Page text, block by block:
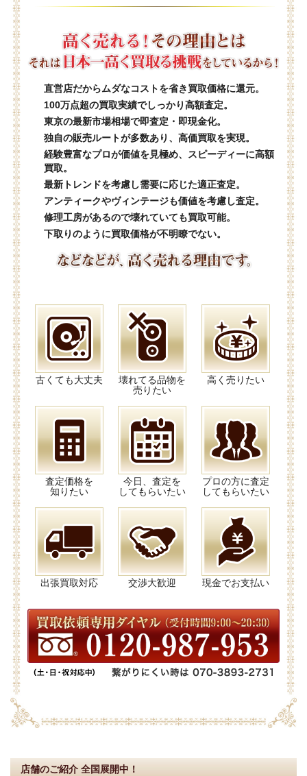
直営店だからムダなコストを省き買取価格に還元。
100万点超の買取実績でしっかり高額査定。
東京の最新市場相場で即査定・即現金化。
独自の販売ルートが多数あり、高価買取を実現。
経験豊富なプロが価値を見極め、スピーディーに高額
買取。
最新トレンドを考慮し需要に応じた適正査定。
アンティークやヴィンテージも価値を考慮し査定。
修理工房があるので壊れていても買取可能。
下取りのように買取価格が不明瞭でない。
古くても大丈夫
壊れてる品物を
売りたい
高く売りたい
査定価格を
知りたい
今日、査定を
してもらいたい
プロの方に査定
してもらいたい
出張買取対応 交渉大歓迎 現金でお支払い
店舗のご紹介 全国展開中！